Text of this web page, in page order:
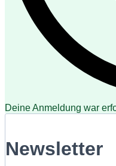
Deine Anmeldung war
Newsletter